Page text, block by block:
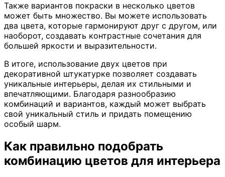
Также вариантов покраски в несколько цветов
может быть множество. Вы можете использовать
два цвета, которые гармонируют друг с другом, или
наоборот, создавать контрастные сочетания для
большей яркости и выразительности.
В итоге, использование двух цветов при
декоративной штукатурке позволяет создавать
уникальные интерьеры, делая их стильными и
впечатляющими. Благодаря разнообразию
комбинаций и вариантов, каждый может выбрать
свой уникальный стиль и придать помещению
особый шарм.
Как правильно подобрать
комбинацию цветов для интерьера